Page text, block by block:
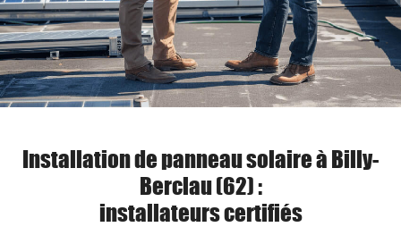
Installation de panneau solaire à Billy-
Berclau (62) :
installateurs certifiés